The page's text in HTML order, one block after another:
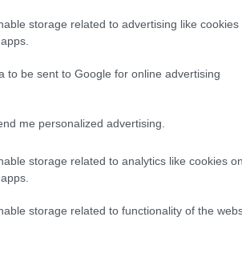
storage related to advertising like cookies
to be sent to Google for online advertising
me personalized advertising.
storage related to analytics like cookies on
storage related to functionality of the